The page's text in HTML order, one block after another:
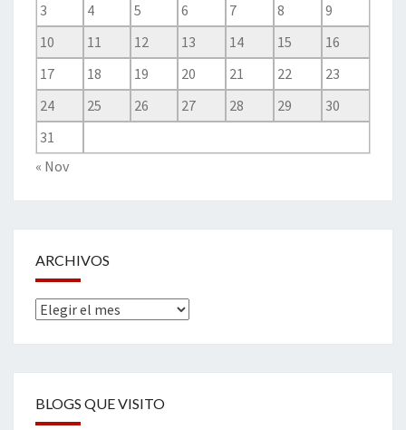
3
4 5 6 7 8
9
10
11 12 13 14 15
16
17
18 19 20 21 22
23
24
25 26 27 28 29
30
31
« Nov
ARCHIVOS
Archivos
BLOGS QUE VISITO